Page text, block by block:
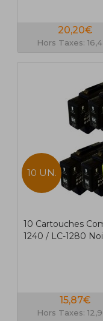
20,20€
Hors Taxes:
10 UN.
10 Cartouches
1240 / LC-1280
15,87€
Hors Taxes: